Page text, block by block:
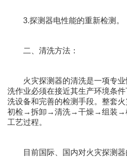
3.探测器电性能的重新检测。
二、清洗方法：
火灾探测器的清洗是一项专业
洗作业必须在接近其生产环境条
洗设备和完善的检测手段。整套
初检→拆卸→清洗→干燥→组装→
工艺过程。
目前国际、国内对火灾探测器